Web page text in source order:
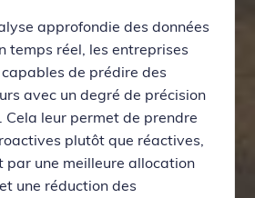
approfondie des données
temps réel, les entreprises
de prédire des
avec un degré de précision
Cela leur permet de prendre
plutôt que réactives,
par une meilleure allocation
une réduction des